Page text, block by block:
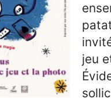
jeu